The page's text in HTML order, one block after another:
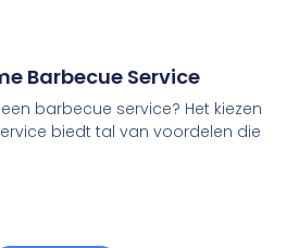
Barbecue Service
barbecue service? Het kiezen
biedt tal van voordelen die